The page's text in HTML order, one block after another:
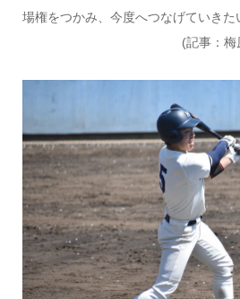
場権をつかみ、今度へつなげていきた
(記事：